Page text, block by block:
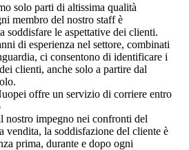
solo parti di altissima qualità
membro del nostro staff è
soddisfare le aspettative dei clienti.
di esperienza nel settore, combinati
ci consentono di identificare i
clienti, anche solo a partire dal
offre un servizio di corriere entro
nostro impegno nei confronti del
vendita, la soddisfazione del cliente è
prima, durante e dopo ogni